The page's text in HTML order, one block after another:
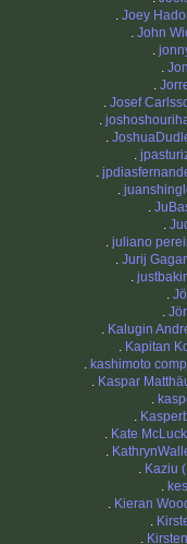
. Joey
. John
.
.
.
. Josef
.
.
.
.
.
.
.
. juliano
. Jurij
.
.
.
. Kalugin
. Kapitan
. kashimoto
. Kaspar
.
.
. Kate
.
. Kaziu
.
. Kieran
.
.